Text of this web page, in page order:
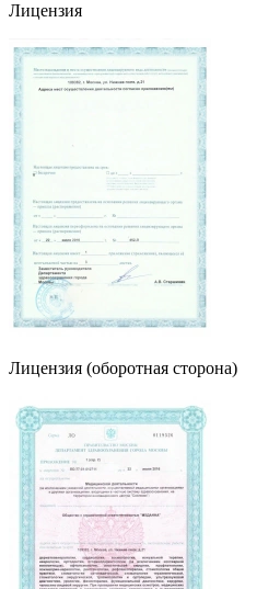
Лицензия
Лицензия (оборотная сторона)